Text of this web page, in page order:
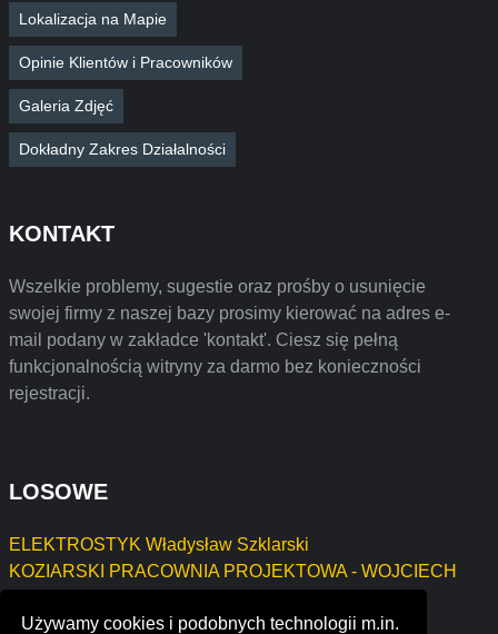
Używamy cookies i podobnych technologii m.in.
Lokalizacja na Mapie
Opinie Klientów i Pracowników
Galeria Zdjęć
Dokładny Zakres Działalności
KONTAKT
Wszelkie problemy, sugestie oraz prośby o usunięcie
swojej firmy z naszej bazy prosimy kierować na adres e-
mail podany w zakładce 'kontakt'. Ciesz się pełną
funkcjonalnością witryny za darmo bez konieczności
rejestracji.
LOSOWE
ELEKTROSTYK Władysław Szklarski
KOZIARSKI PRACOWNIA PROJEKTOWA - WOJCIECH
P.H.U.- Arkadiusz Sikora